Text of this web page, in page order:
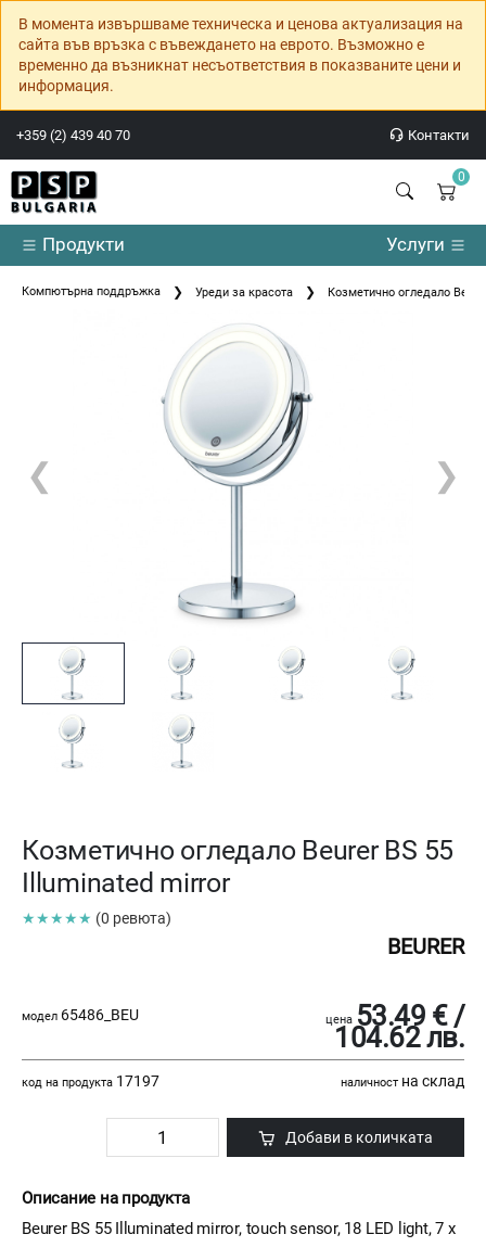
В момента извършваме техническа и ценова актуализация на
сайта във връзка с въвеждането на еврото. Възможно е
временно да възникнат несъответствия в показваните цени и
информация.
+359 (2) 439 40 70 Контакти
0
Продукти Услуги
Компютърна поддръжка Уреди за красота Козметично огледало
❮ ❯
Козметично огледало Beurer BS 55
Illuminated mirror
★★★★★ (0 ревюта)
BEURER
модел 65486_BEU цена 53.49 € /
104.62 лв.
код на продукта 17197 наличност на склад
Добави в количката
Описание на продукта
Beurer BS 55 Illuminated mirror, touch sensor, 18 LED light, 7 x